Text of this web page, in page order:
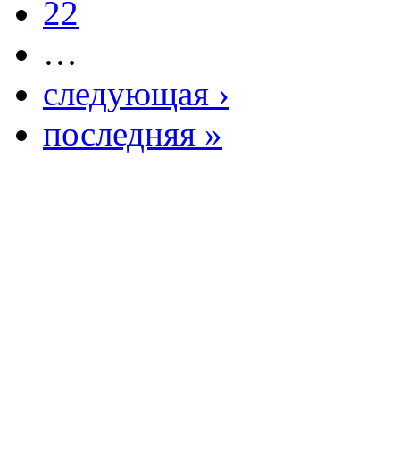
22
…
следующая ›
последняя »